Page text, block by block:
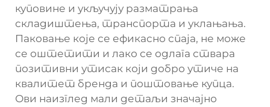
куповине и укључују разматрања
складиштења, транспорта и уклањања.
Паковање које се ефикасно спаја, не може
се оштетити и лако се одлага ствара
позитивни утисак који добро утиче на
квалитет бренда и поштовање купца.
Ови наизглед мали детаљи значајно